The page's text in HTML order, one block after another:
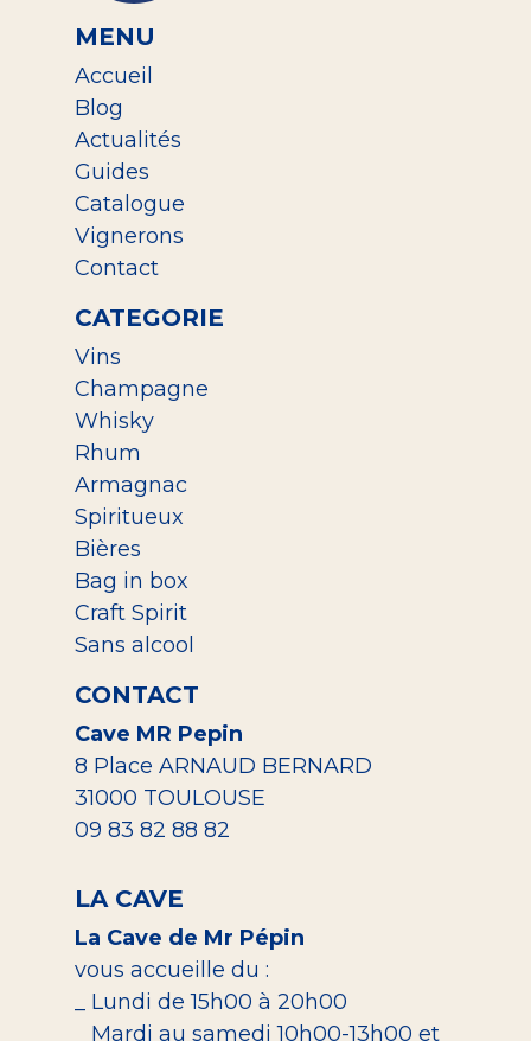
MENU
Accueil
Blog
Actualités
Guides
Catalogue
Vignerons
Contact
CATEGORIE
Vins
Champagne
Whisky
Rhum
Armagnac
Spiritueux
Bières
Bag in box
Craft Spirit
Sans alcool
CONTACT
Cave MR Pepin
8 Place ARNAUD BERNARD
31000 TOULOUSE
09 83 82 88 82
LA CAVE
La Cave de Mr Pépin
vous accueille du :
_ Lundi de 15h00 à 20h00
_ Mardi au samedi 10h00-13h00 et